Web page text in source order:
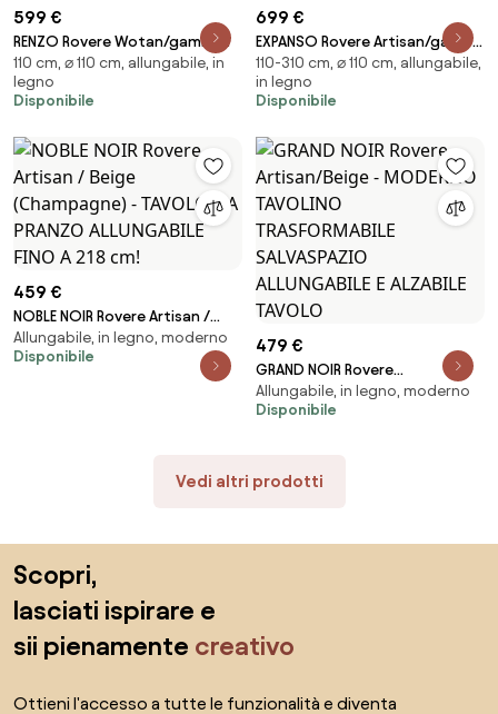
599 €
RENZO Rovere Wotan/gamba
bianca – TAVOLO ROTONDO
Ø110 ESTENSIBILE FINO A 180
cm|PER CUCINA SALA DA PRANZO
110 cm, ⌀ 110 cm, allungabile, in
legno
Disponibile
699 €
EXPANSO Rovere Artisan/gambe
nere – TAVOLO ROTONDO
GRANDE Ø110 ALLUNGABILE FINO A
310 cm CON GAMBE A Y STILE
110-310 cm, ⌀ 110 cm, allungabile,
in legno
Disponibile
459 €
NOBLE NOIR Rovere Artisan /
Beige (Champagne) - TAVOLO
DA PRANZO ALLUNGABILE FINO A
Allungabile, in legno, moderno
Disponibile
479 €
GRAND NOIR Rovere
Artisan/Beige - MODERNO
TAVOLINO TRASFORMABILE
Allungabile, in legno, moderno
Disponibile
Vedi altri prodotti
Scopri,
lasciati ispirare e
sii pienamente creativo
Ottieni l'accesso a tutte le funzionalità e diventa